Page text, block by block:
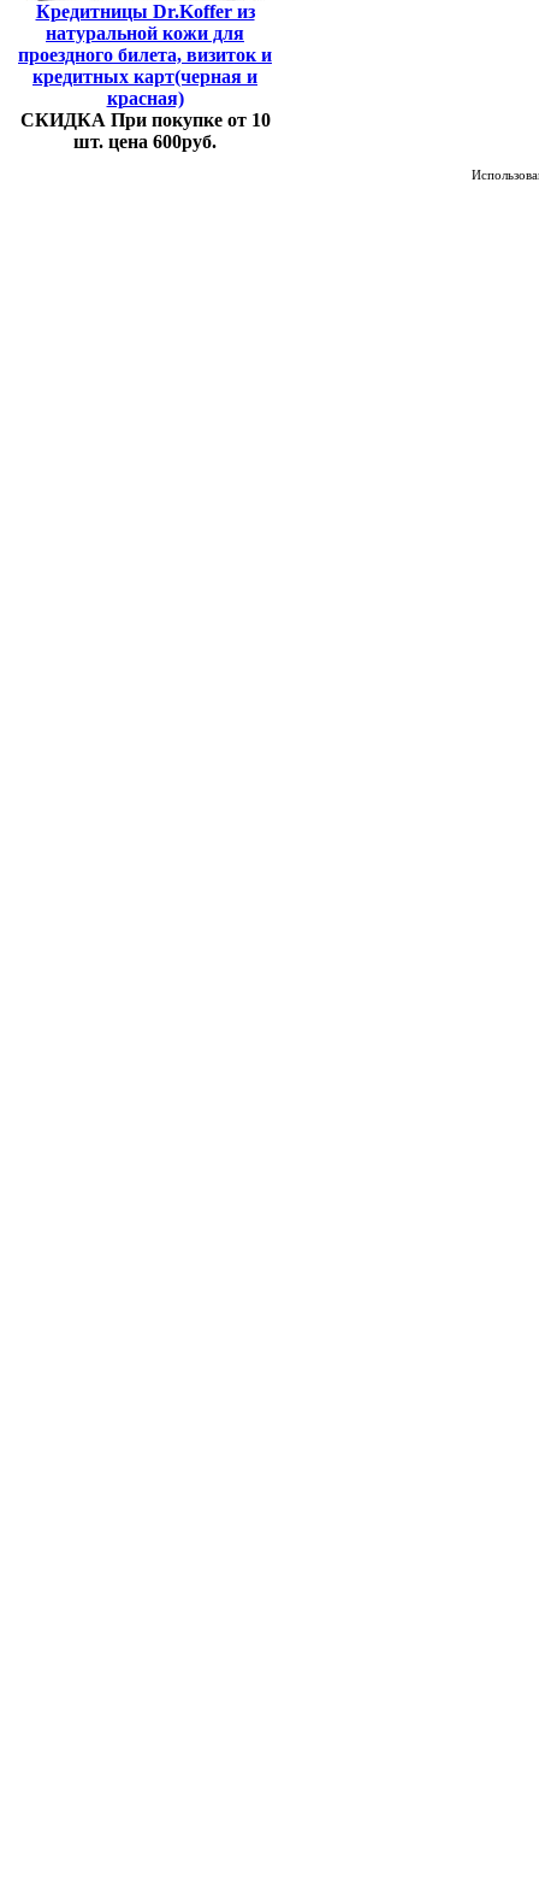
Кредитницы Dr.Koffer из
натуральной кожи для
проездного билета, визиток и
кредитных карт(черная и
красная)
СКИДКА При покупке от 10
шт. цена 600руб.